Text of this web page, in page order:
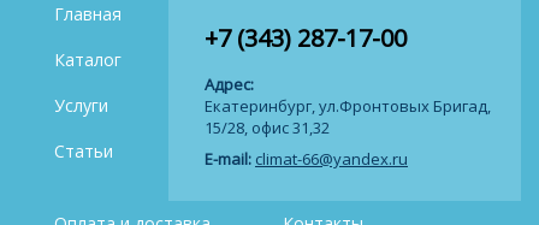
+7 (343) 287-17-00
Адрес:
Екатеринбург, ул.Фронтовых Бригад,
15/28, офис 31,32
E-mail: climat-66@yandex.ru
Главная
Каталог
Услуги
Статьи